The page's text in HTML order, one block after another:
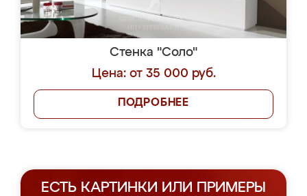
Стенка "Соло"
Цена: от 35 000 руб.
ПОДРОБНЕЕ
ЕСТЬ КАРТИНКИ ИЛИ ПРИМЕРЫ